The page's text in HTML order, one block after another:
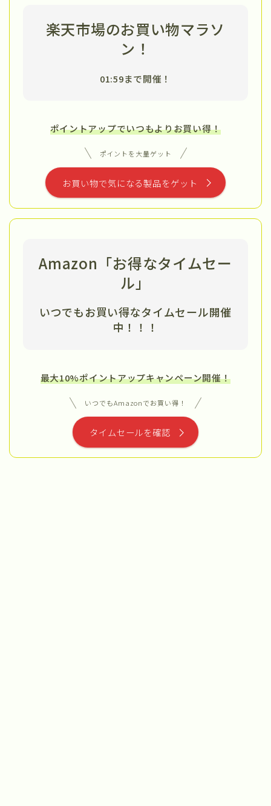
楽天市場のお買い物マラソ
ン！
01:59まで開催！
ポイントアップでいつもよりお買い得！
ポイントを大量ゲット
お買い物で気になる製品をゲット
Amazon「お得なタイムセー
ル」
いつでもお買い得なタイムセール開催
中 ！！！
最大10%ポイントアップキャンペーン開催！
いつでもAmazonでお買い得！
タイムセールを確認